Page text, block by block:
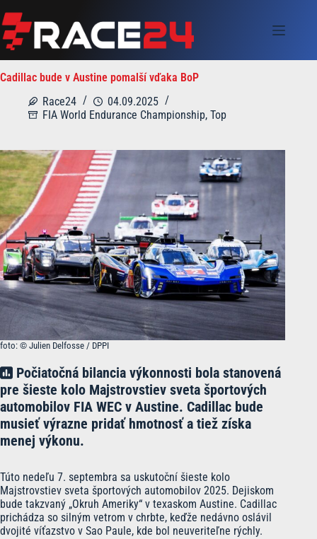
to
content
Cadillac bude v Austine pomalší vďaka BoP
Race24
04.09.2025
FIA World Endurance Championship, Top
foto: © Julien Delfosse / DPPI
Počiatočná bilancia výkonnosti bola stanovená
pre šieste kolo Majstrovstiev sveta športových
automobilov FIA WEC v Austine. Cadillac bude
musieť výrazne pridať hmotnosť a tiež získa
menej výkonu.
Túto nedeľu 7. septembra sa uskutoční šieste kolo
Majstrovstiev sveta športových automobilov 2025. Dejiskom
bude takzvaný „Okruh Ameriky“ v texaskom Austine. Cadillac
prichádza so silným vetrom v chrbte, keďže nedávno oslávil
dvojité víťazstvo v Sao Paule, kde bol neuveriteľne rýchly.